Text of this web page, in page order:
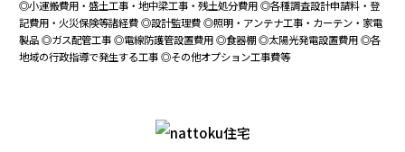
◎小運搬費用・盛土工事・地中梁工事・残土処分費用◎各種調査設計申請料・登
記費用・火災保険等諸経費◎設計監理費◎照明・アンテナ工事・カーテン・家電
製品◎ガス配管工事◎電線防護管設置費用◎食器棚◎太陽光発電設置費用◎各
地域の行政指導で発生する工事◎その他オプション工事費等